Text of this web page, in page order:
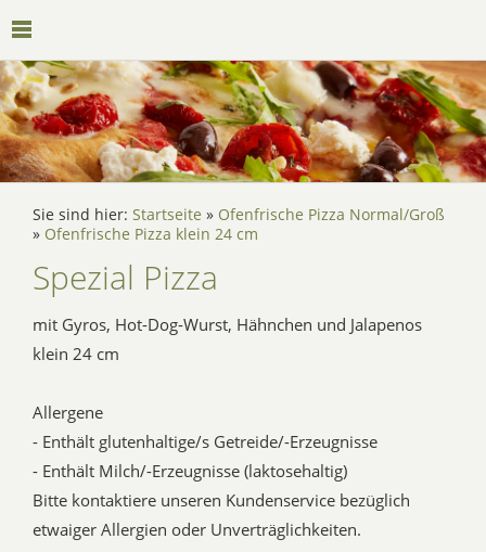
Sie sind hier: Startseite » Ofenfrische Pizza Normal/Groß
» Ofenfrische Pizza klein 24 cm
Spezial Pizza
mit Gyros, Hot-Dog-Wurst, Hähnchen und Jalapenos
klein 24 cm
Allergene
- Enthält glutenhaltige/s Getreide/-Erzeugnisse
- Enthält Milch/-Erzeugnisse (laktosehaltig)
Bitte kontaktiere unseren Kundenservice bezüglich
etwaiger Allergien oder Unverträglichkeiten.